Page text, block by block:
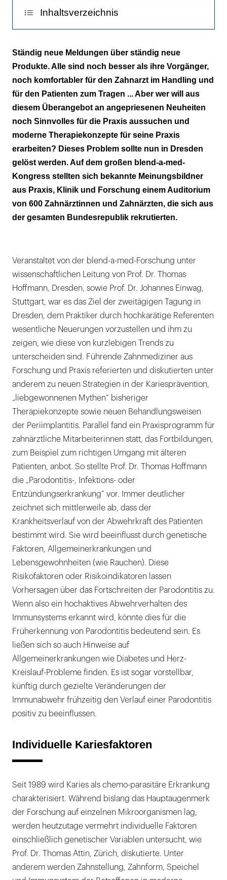
Inhaltsverzeichnis
Individuelle Kariesfaktoren
Plaquefrei heißt nicht immer parodontal
gesund
Präventive Zahnheilkunde heute und morgen
Ständig neue Meldungen über ständig neue
Produkte. Alle sind noch besser als ihre Vorgänger,
noch komfortabler für den Zahnarzt im Handling und
für den Patienten zum Tragen ... Aber wer will aus
diesem Überangebot an angepriesenen Neuheiten
noch Sinnvolles für die Praxis aussuchen und
moderne Therapiekonzepte für seine Praxis
erarbeiten? Dieses Problem sollte nun in Dresden
gelöst werden. Auf dem großen blend-a-med-
Kongress stellten sich bekannte Meinungsbildner
aus Praxis, Klinik und Forschung einem Auditorium
von 600 Zahnärztinnen und Zahnärzten, die sich aus
der gesamten Bundesrepublik rekrutierten.
Veranstaltet von der blend-a-med-Forschung unter
wissenschaftlichen Leitung von Prof. Dr. Thomas
Hoffmann, Dresden, sowie Prof. Dr. Johannes Einwag,
Stuttgart, war es das Ziel der zweitägigen Tagung in
Dresden, dem Praktiker durch hochkarätige Referenten
wesentliche Neuerungen vorzustellen und ihm zu
zeigen, wie diese von kurzlebigen Trends zu
unterscheiden sind. Führende Zahnmediziner aus
Forschung und Praxis referierten und diskutierten unter
anderem zu neuen Strategien in der Kariesprävention,
„liebgewonnenen Mythen“ bisheriger
Therapiekonzepte sowie neuen Behandlungsweisen
der Periimplantitis. Parallel fand ein Praxisprogramm für
zahnärztliche Mitarbeiterinnen statt, das Fortbildungen,
zum Beispiel zum richtigen Umgang mit älteren
Patienten, anbot. So stellte Prof. Dr. Thomas Hoffmann
die „Parodontitis-, Infektions- oder
Entzündungserkrankung“ vor. Immer deutlicher
zeichnet sich mittlerweile ab, dass der
Krankheitsverlauf von der Abwehrkraft des Patienten
bestimmt wird. Sie wird beeinflusst durch genetische
Faktoren, Allgemeinerkrankungen und
Lebensgewohnheiten (wie Rauchen). Diese
Risikofaktoren oder Risikoindikatoren lassen
Vorhersagen über das Fortschreiten der Parodontitis zu.
Wenn also ein hochaktives Abwehrverhalten des
Immunsystems erkannt wird, könnte dies für die
Früherkennung von Parodontitis bedeutend sein. Es
ließen sich so auch Hinweise auf
Allgemeinerkrankungen wie Diabetes und Herz-
Kreislauf-Probleme finden. Es ist sogar vorstellbar,
künftig durch gezielte Veränderungen der
Immunabwehr frühzeitig den Verlauf einer Parodontitis
positiv zu beeinflussen.
Individuelle Kariesfaktoren
Seit 1989 wird Karies als chemo-parasitäre Erkrankung
charakterisiert. Während bislang das Hauptaugenmerk
der Forschung auf einzelnen Mikroorganismen lag,
werden heutzutage vermehrt individuelle Faktoren
einschließlich genetischer Variablen untersucht, wie
Prof. Dr. Thomas Attin, Zürich, diskutierte. Unter
anderem werden Zahnstellung, Zahnform, Speichel